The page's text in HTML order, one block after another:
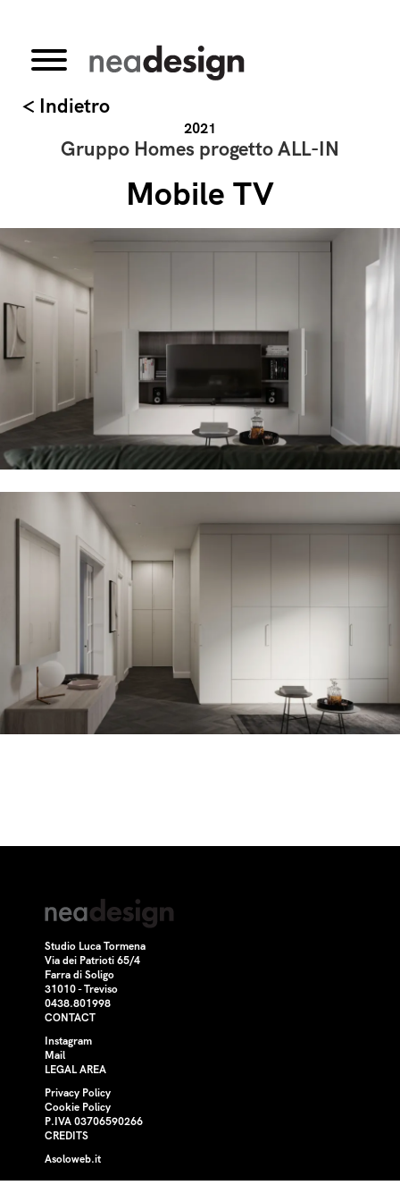
Mobile TV
Gruppo Homes progetto ALL-IN
2021
< Indietro
Studio Luca Tormena
Via dei Patrioti 65/4
Farra di Soligo
31010 - Treviso
0438.801998
CONTACT
Instagram
Mail
LEGAL AREA
Privacy Policy
Cookie Policy
P.IVA 03706590266
CREDITS
Asoloweb.it